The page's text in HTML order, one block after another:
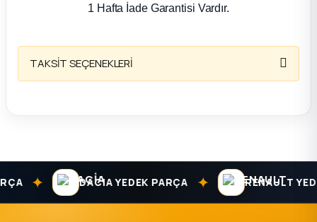
1 Hafta İade Garantisi Vardır.
TAKSİT SEÇENEKLERİ
✦ DACIA YEDEK PARÇA ✦ RENAULT